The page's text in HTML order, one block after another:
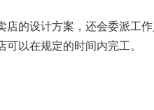
的设计方案，还会委派工
以在规定的时间内完工。